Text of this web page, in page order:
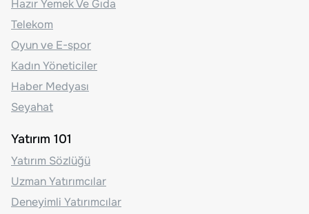
Hazır Yemek Ve Gıda
Telekom
Oyun ve E-spor
Kadın Yöneticiler
Haber Medyası
Seyahat
Yatırım 101
Yatırım Sözlüğü
Uzman Yatırımcılar
Deneyimli Yatırımcılar